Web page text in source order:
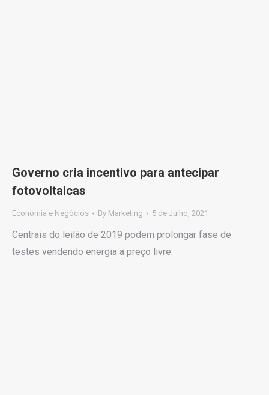
Governo cria incentivo para antecipar
fotovoltaicas
Economia e Negócios By Marketing 5 de Julho, 2021
Centrais do leilão de 2019 podem prolongar fase de
testes vendendo energia a preço livre.